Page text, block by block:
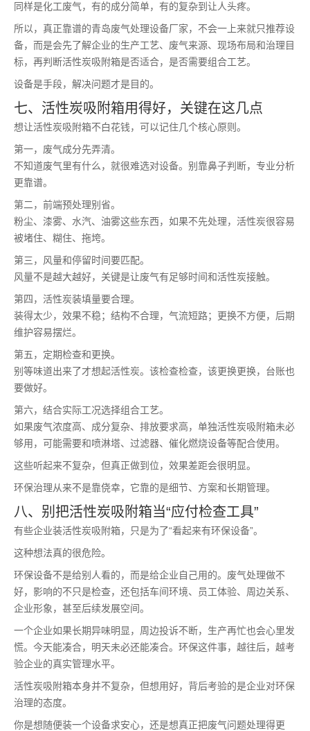
同样是化工废气，有的成分简单，有的复杂到让人头疼。
所以，真正靠谱的青岛废气处理设备厂家，不会一上来就只推荐设
备，而是会先了解企业的生产工艺、废气来源、现场布局和治理目
标，再判断活性炭吸附箱是否适合，是否需要组合工艺。
设备是手段，解决问题才是目的。
七、活性炭吸附箱用得好，关键在这几点
想让活性炭吸附箱不白花钱，可以记住几个核心原则。
第一，废气成分先弄清。
不知道废气里有什么，就很难选对设备。别靠鼻子判断，专业分析
更靠谱。
第二，前端预处理别省。
粉尘、漆雾、水汽、油雾这些东西，如果不先处理，活性炭很容易
被堵住、糊住、拖垮。
第三，风量和停留时间要匹配。
风量不是越大越好，关键是让废气有足够时间和活性炭接触。
第四，活性炭装填量要合理。
装得太少，效果不稳；结构不合理，气流短路；更换不方便，后期
维护容易摆烂。
第五，定期检查和更换。
别等味道出来了才想起活性炭。该检查检查，该更换更换，台账也
要做好。
第六，结合实际工况选择组合工艺。
如果废气浓度高、成分复杂、排放要求高，单独活性炭吸附箱未必
够用，可能需要和喷淋塔、过滤器、催化燃烧设备等配合使用。
这些听起来不复杂，但真正做到位，效果差距会很明显。
环保治理从来不是靠侥幸，它靠的是细节、方案和长期管理。
八、别把活性炭吸附箱当“应付检查工具”
有些企业装活性炭吸附箱，只是为了“看起来有环保设备”。
这种想法真的很危险。
环保设备不是给别人看的，而是给企业自己用的。废气处理做不
好，影响的不只是检查，还包括车间环境、员工体验、周边关系、
企业形象，甚至后续发展空间。
一个企业如果长期异味明显，周边投诉不断，生产再忙也会心里发
慌。今天能凑合，明天未必还能凑合。环保这件事，越往后，越考
验企业的真实管理水平。
活性炭吸附箱本身并不复杂，但想用好，背后考验的是企业对环保
治理的态度。
你是想随便装一个设备求安心，还是想真正把废气问题处理得更